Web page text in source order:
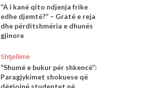
“A i kanë qito ndjenja frike
edhe djemtë?” – Gratë e reja
dhe përditshmëria e dhunës
gjinore
Shtjellime
“Shumë e bukur për shkencë”:
Paragjykimet shokuese që
dëgjojnë studentet në